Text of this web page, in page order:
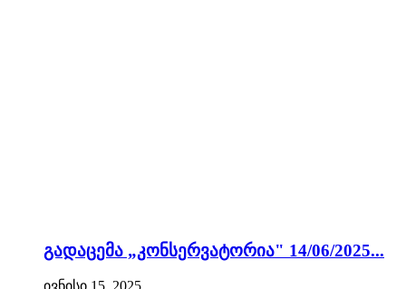
გადაცემა „კონსერვატორია" 14/06/2025...